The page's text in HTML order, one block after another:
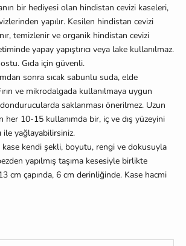
bir hediyesi olan hindistan cevizi kaseleri,
yapılır. Kesilen hindistan cevizi
temizlenir ve organik hindistan cevizi
yapay yapıştırıcı veya lake kullanılmaz.
Gıda için güvenli.
sonra sıcak sabunlu suda, elde
ve mikrodalgada kullanılmaya uygun
saklanması önerilmez. Uzun
her 10-15 kullanımda bir, iç ve dış yüzeyini
ile yağlayabilirsiniz.
kendi şekli, boyutu, rengi ve dokusuyla
yapılmış taşıma kesesiyle birlikte
cm çapında, 6 cm derinliğinde. Kase hacmi